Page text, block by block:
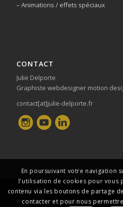
– Animations / effets spéciaux
CONTACT
Julie Delporte
Graphiste webdesigner motion
contact[at]julie-delporte.fr
©2011-2020 - Julie Delporte - Designer
webdesigner montpellier // creation
En poursuivant votre navigation
l'utilisation de cookies pour vous
contenu via les boutons de partage
contacter et pour nous